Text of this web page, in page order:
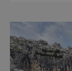
dovolenou
Campiglio
paprsky